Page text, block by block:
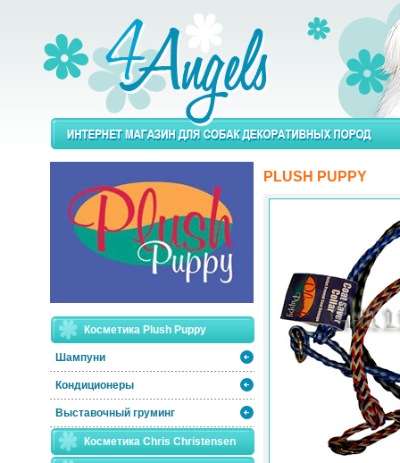
Косметика Plush Puppy
Шампуни
Кондиционеры
Выставочный груминг
Косметика Chris Christensen
PLUSH PUPPY